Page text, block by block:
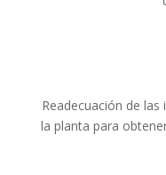
Readecuación de
la planta para